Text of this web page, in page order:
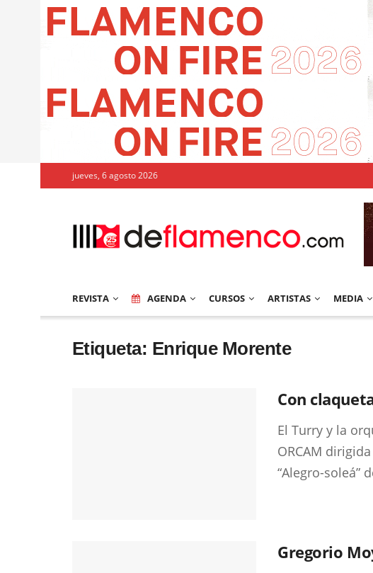
jueves, 6 agosto 2026
REVISTA AGENDA CURSOS ARTISTAS MEDIA
Etiqueta: Enrique Morente
Con
El Turry y la
ORCAM
“Alegro-soleá”
Gregorio